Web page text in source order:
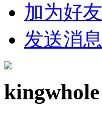
加为好友
发送消息
kingwhole